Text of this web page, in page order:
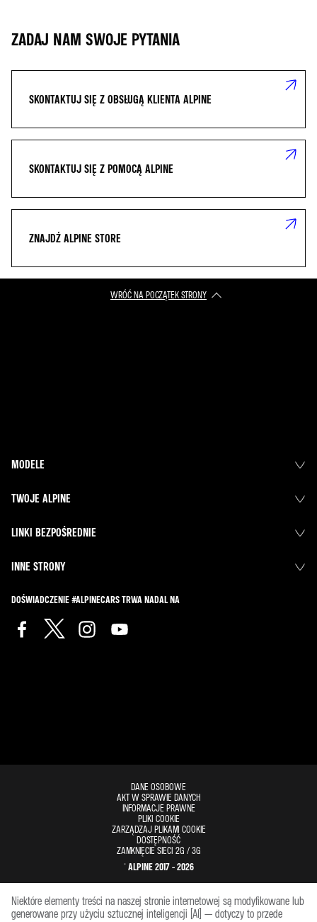
ZADAJ NAM SWOJE PYTANIA
SKONTAKTUJ SIĘ Z OBSŁUGĄ KLIENTA ALPINE
SKONTAKTUJ SIĘ Z POMOCĄ ALPINE
ZNAJDŹ ALPINE STORE
WRÓĆ NA POCZĄTEK STRONY
MODELE
TWOJE ALPINE
LINKI BEZPOŚREDNIE
INNE STRONY
DOŚWIADCZENIE #ALPINECARS TRWA NADAL NA
DANE OSOBOWE
AKT W SPRAWIE DANYCH
INFORMACJE PRAWNE
PLIKI COOKIE
ZARZĄDZAJ PLIKAMI COOKIE
DOSTĘPNOŚĆ
ZAMKNIĘCIE SIECI 2G / 3G
© ALPINE 2017 - 2026
Niektóre elementy treści na naszej stronie internetowej są modyfikowane lub
generowane przy użyciu sztucznej inteligencji (AI) — dotyczy to przede